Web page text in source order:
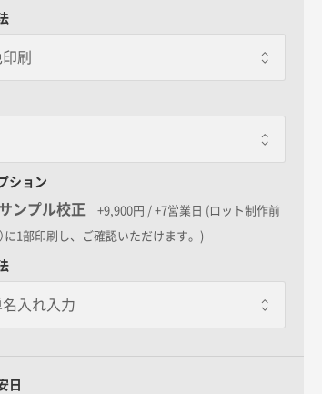
ション
サンプル校正 +9,900円 / +7営業日 (ロット制作前
）に1部印刷し、ご確認いただけます。)
日